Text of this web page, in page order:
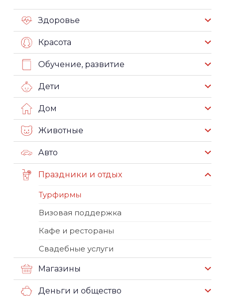
Здоровье
Красота
Обучение, развитие
Дети
Дом
Животные
Авто
Праздники и отдых
Турфирмы
Визовая поддержка
Кафе и рестораны
Свадебные услуги
Магазины
Деньги и общество